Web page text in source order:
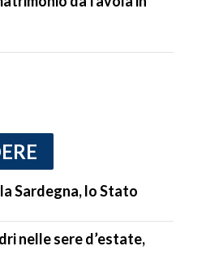
Sardegna, lo Stato
nelle sere d’estate,